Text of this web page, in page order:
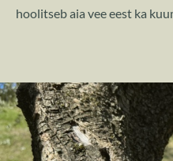
hoolitseb aia vee eest ka